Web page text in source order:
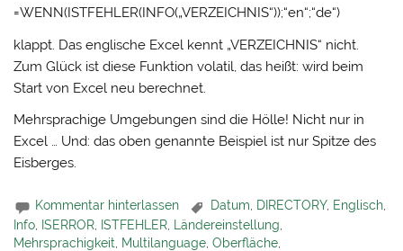
=WENN(ISTFEHLER(INFO(„VERZEICHNIS“));“en“;“de“)
klappt. Das englische Excel kennt „VERZEICHNIS“ nicht.
Zum Glück ist diese Funktion volatil, das heißt: wird beim
Start von Excel neu berechnet.
Mehrsprachige Umgebungen sind die Hölle! Nicht nur in
Excel … Und: das oben genannte Beispiel ist nur Spitze des
Eisberges.
Kommentar hinterlassen Datum DIRECTORY, Englisch
Info ISERROR ISTFEHLER Ländereinstellung
Mehrsprachigkeit Multilanguage ,Oberfläche